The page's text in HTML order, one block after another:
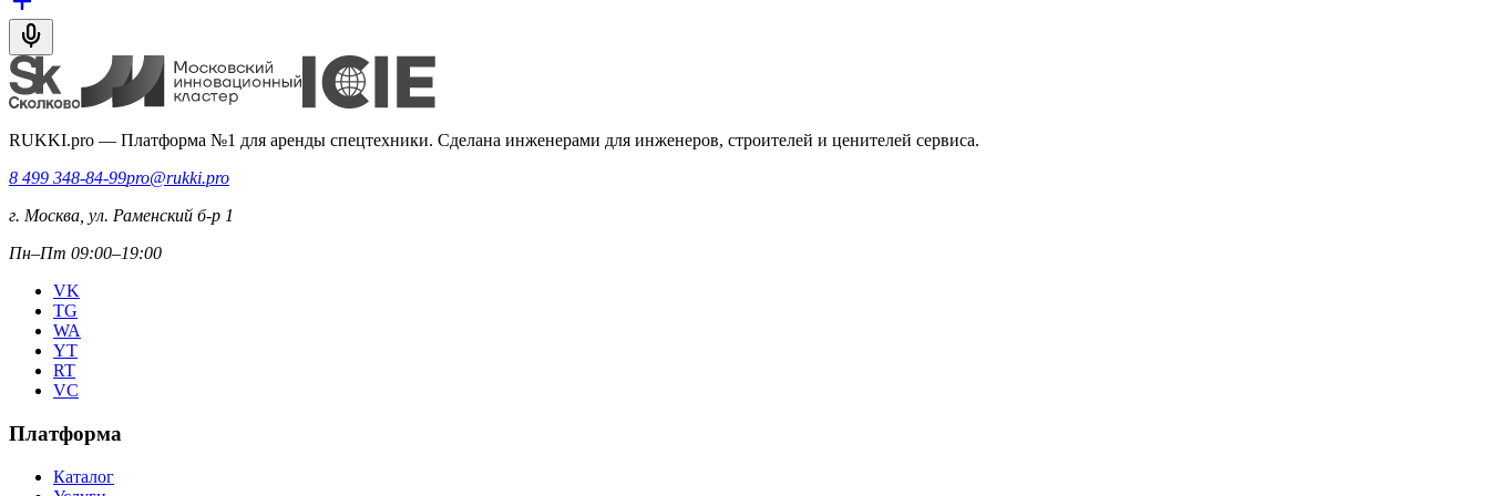
RUKKI.pro — Платформа №1 для аренды спецтехники. Сделана инженерами для инженеров, строителей и ценителей сервиса.
8 499 348-84-99pro@rukki.pro
г. Москва, ул. Раменский б-р 1
Пн–Пт 09:00–19:00
VK
TG
WA
YT
RT
VC
Платформа
Каталог